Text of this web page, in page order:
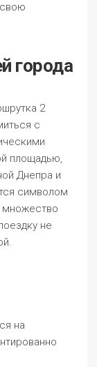
города
2
с
площадью,
Днепра и
символом
множество
не
на